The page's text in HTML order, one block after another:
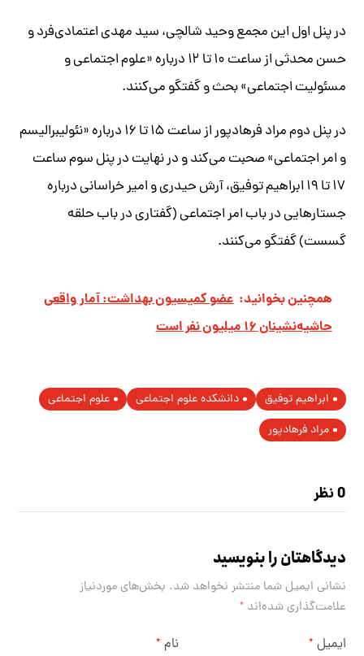
در پنل اول این مجمع وحید شالچی، سید مهدی اعتمادی‌فرد و
حسن محدثی از ساعت ۱۰ تا ۱۲ درباره «علوم اجتماعی و
مسئولیت اجتماعی» بحث و گفتگو می‌کنند.
در پنل دوم مراد فرهادپور از ساعت ۱۵ تا ۱۶ درباره «نئولیبرالیسم
و امر اجتماعی» صحبت می‌کند و در نهایت در پنل سوم ساعت
۱۷ تا ۱۹ ابراهیم توفیق، آرش حیدری و امیر خراسانی درباره
جستارهایی در باب امر اجتماعی (گفتاری در باب حلقه
گسست) گفتگو می‌کنند.
همچنین بخوانید: عضو کمیسیون بهداشت: آمار واقعی
حاشیه‌نشینان ۱۶ میلیون نفر است
ابراهیم توفیق دانشکده علوم اجتماعی
علوم اجتماعی
مراد فرهادپور
0 نظر
دیدگاهتان را بنویسید
نشانی ایمیل شما منتشر نخواهد شد. بخش‌های موردنیاز
علامت‌گذاری شده‌اند*
نام * ایمیل *